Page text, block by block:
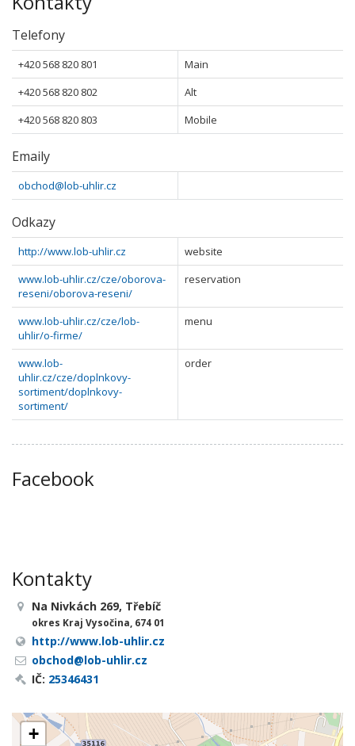
Telefony
+420 568 820 801
Main
+420 568 820 802
Alt
+420 568 820 803
Mobile
Emaily
obchod@lob-uhlir.cz
Odkazy
http://www.lob-uhlir.cz
website
www.lob-uhlir.cz/cze/oborova-
reseni/oborova-reseni/
reservation
www.lob-uhlir.cz/cze/lob-
uhlir/o-firme/
menu
www.lob-
uhlir.cz/cze/doplnkovy-
sortiment/doplnkovy-
sortiment/
order
Facebook
Kontakty
Na Nivkách 269, Třebíč
okres Kraj Vysočina, 674 01
http://www.lob-uhlir.cz
obchod@lob-uhlir.cz
IČ: 25346431
+